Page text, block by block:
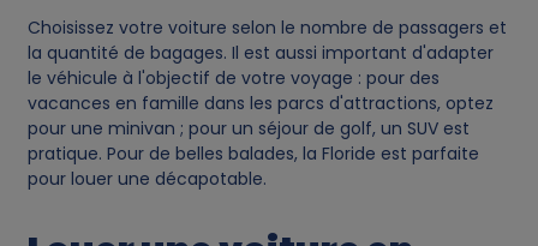
Choisissez votre voiture selon le nombre de passagers et
la quantité de bagages. Il est aussi important d'adapter
le véhicule à l'objectif de votre voyage : pour des
vacances en famille dans les parcs d'attractions, optez
pour une minivan ; pour un séjour de golf, un SUV est
pratique. Pour de belles balades, la Floride est parfaite
pour louer une décapotable.
o
k
i
e